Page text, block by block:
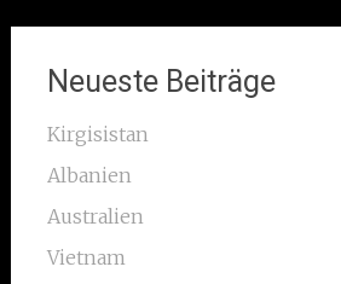
Neueste Beiträge
Kirgisistan
Albanien
Australien
Vietnam